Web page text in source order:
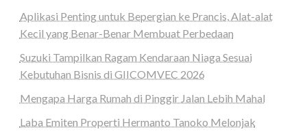
Aplikasi Penting untuk Bepergian ke Prancis, Alat-alat
Kecil yang Benar-Benar Membuat Perbedaan
Suzuki Tampilkan Ragam Kendaraan Niaga Sesuai
Kebutuhan Bisnis di GIICOMVEC 2026
Mengapa Harga Rumah di Pinggir Jalan Lebih Mahal
Laba Emiten Properti Hermanto Tanoko Melonjak